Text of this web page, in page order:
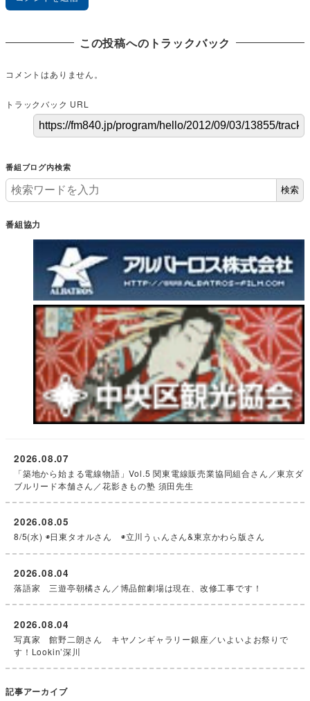
この投稿へのトラックバック
コメントはありません。
トラックバック URL
番組ブログ内検索
検索
番組協力
「築地から始まる電線物語」Vol.5 関東電線販売業協同組合さん／東京ダ
ブルリード本舗さん／花影きもの塾 須田先生
2026.08.07
8/5(水) ◉日東タオルさん ◉立川うぃんさん&東京かわら版さん
2026.08.05
落語家 三遊亭朝橘さん／博品館劇場は現在、改修工事です！
2026.08.04
写真家 館野二朗さん キヤノンギャラリー銀座／いよいよお祭りで
す！Lookin’深川
2026.08.04
記事アーカイブ